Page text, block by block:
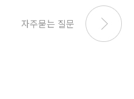
자주묻는 질문